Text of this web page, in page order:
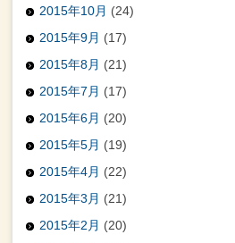
2015年10月 (24)
2015年9月 (17)
2015年8月 (21)
2015年7月 (17)
2015年6月 (20)
2015年5月 (19)
2015年4月 (22)
2015年3月 (21)
2015年2月 (20)